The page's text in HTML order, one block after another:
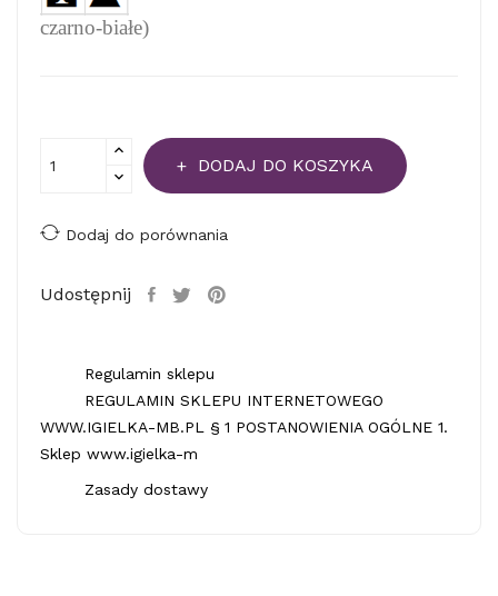
czarno-białe)
DODAJ DO KOSZYKA
Dodaj do porównania
Udostępnij
Regulamin sklepu
REGULAMIN SKLEPU INTERNETOWEGO
WWW.IGIELKA-MB.PL § 1 POSTANOWIENIA OGÓLNE 1.
Sklep www.igielka-m
Zasady dostawy